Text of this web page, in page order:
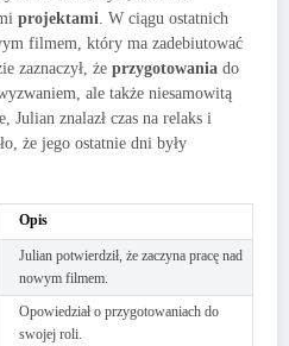
projektami. W ciągu ostatnich
filmem, który ma zadebiutować
zaznaczył, że przygotowania do
ale także niesamowitą
Julian znalazł czas na relaks i
że jego ostatnie dni były
Opis
Julian potwierdził, że zaczyna pracę nad
nowym filmem.
Opowiedział o przygotowaniach do
swojej roli.